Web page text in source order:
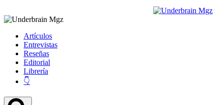
Artículos
Entrevistas
Reseñas
Editorial
Librería
👇